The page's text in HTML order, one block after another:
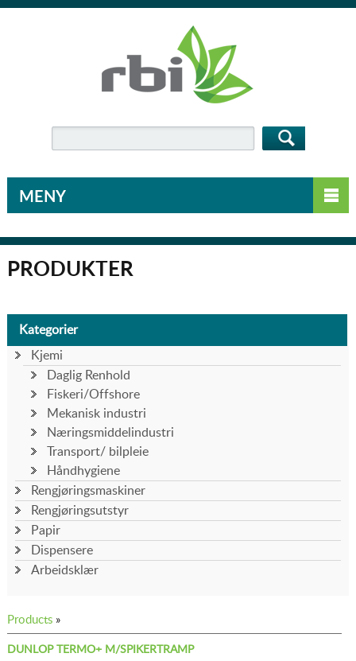
MENY
PRODUKTER
Kategorier
Kjemi
Daglig Renhold
Fiskeri/Offshore
Mekanisk industri
Næringsmiddelindustri
Transport/ bilpleie
Håndhygiene
Rengjøringsmaskiner
Rengjøringsutstyr
Papir
Dispensere
Arbeidsklær
Products»
DUNLOP TERMO+ M/SPIKERTRAMP